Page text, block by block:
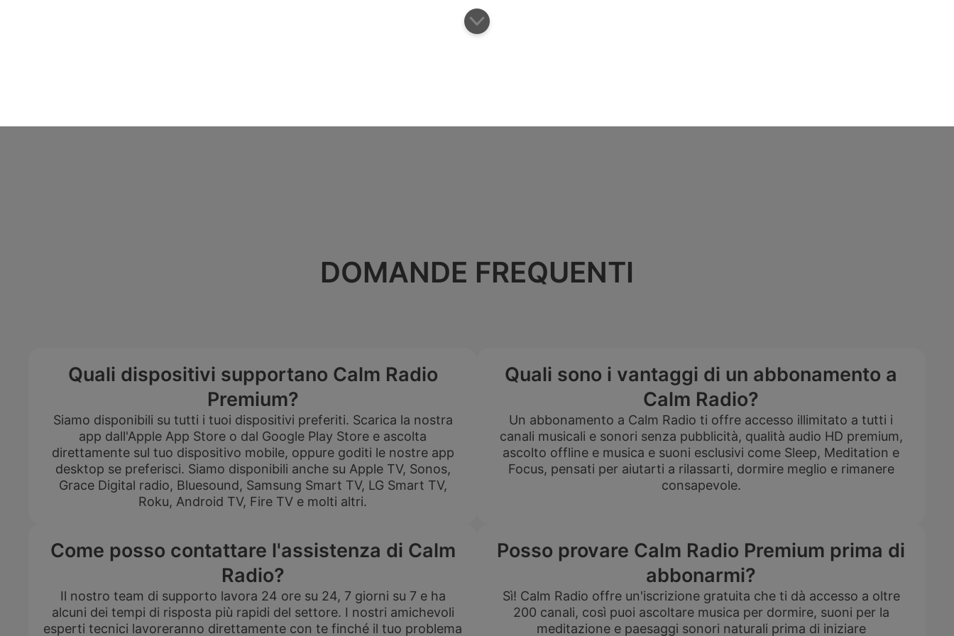
DOMANDE FREQUENTI
Quali dispositivi supportano Calm Radio
Premium?
Siamo disponibili su tutti i tuoi dispositivi preferiti. Scarica la nostra
app dall'Apple App Store o dal Google Play Store e ascolta
direttamente sul tuo dispositivo mobile, oppure goditi le nostre app
desktop se preferisci. Siamo disponibili anche su Apple TV, Sonos,
Grace Digital radio, Bluesound, Samsung Smart TV, LG Smart TV,
Roku, Android TV, Fire TV e molti altri.
Quali sono i vantaggi di un abbonamento a
Calm Radio?
Un abbonamento a Calm Radio ti offre accesso illimitato a tutti i
canali musicali e sonori senza pubblicità, qualità audio HD premium,
ascolto offline e musica e suoni esclusivi come Sleep, Meditation e
Focus, pensati per aiutarti a rilassarti, dormire meglio e rimanere
consapevole.
Come posso contattare l'assistenza di Calm
Radio?
Il nostro team di supporto lavora 24 ore su 24, 7 giorni su 7 e ha
alcuni dei tempi di risposta più rapidi del settore. I nostri amichevoli
esperti tecnici lavoreranno direttamente con te finché il tuo problema
Posso provare Calm Radio Premium prima di
abbonarmi?
Sì! Calm Radio offre un'iscrizione gratuita che ti dà accesso a oltre
200 canali, così puoi ascoltare musica per dormire, suoni per la
meditazione e paesaggi sonori naturali prima di iniziare